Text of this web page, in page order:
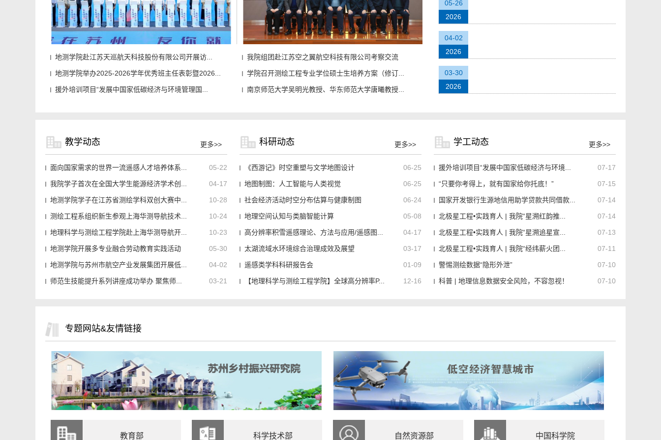
地测学院赴江苏天巡航天科技股份有限公司开展访... 我院组团赴江苏空之翼航空科技有限公司考察交流
地测学院举办2025-2026学年优秀班主任表彰暨2026... 学院召开测绘工程专业学位硕士生培养方案（修订...
援外培训项目“发展中国家低碳经济与环境管理国... 南京师范大学吴明光教授、华东师范大学唐曦教授...
05-26
2026
04-02
2026
03-30
2026
教学动态 更多>>
面向国家需求的世界一流遥感人才培养体系... 05-22
我院学子首次在全国大学生能源经济学术创... 04-17
地测学院学子在江苏省测绘学科双创大赛中... 10-28
测绘工程系组织新生参观上海华测导航技术... 10-24
地理科学与测绘工程学院赴上海华测导航开... 10-23
地测学院开展多专业融合劳动教育实践活动 05-30
地测学院与苏州市航空产业发展集团开展低... 04-02
师范生技能提升系列讲座成功举办 聚焦师... 03-21
科研动态 更多>>
《西游记》时空重塑与文学地图设计 06-25
地图制图：人工智能与人类视觉 06-25
社会经济活动时空分布估算与健康制图 06-24
地理空间认知与类脑智能计算 05-08
高分辨率积雪遥感理论、方法与应用/遥感图... 04-17
太湖流域水环境综合治理成效及展望 03-17
遥感类学科科研报告会 01-09
【地理科学与测绘工程学院】全球高分辨率P... 12-16
学工动态 更多>>
援外培训项目“发展中国家低碳经济与环境... 07-17
“只要你考得上，就有国家给你托底！” 07-15
国家开发银行生源地信用助学贷款共同借款... 07-14
北极星工程•实践育人 | 我院“星溯红韵推... 07-14
北极星工程•实践育人 | 我院“星溯追星宣... 07-13
北极星工程•实践育人 | 我院“经纬薪火团... 07-11
警惕测绘数据“隐形外泄” 07-10
科普 | 地理信息数据安全风险，不容忽视！ 07-10
专题网站&友情链接
教育部 科学技术部 自然资源部 中国科学院